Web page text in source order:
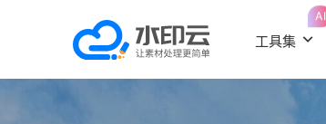
工具集
AI